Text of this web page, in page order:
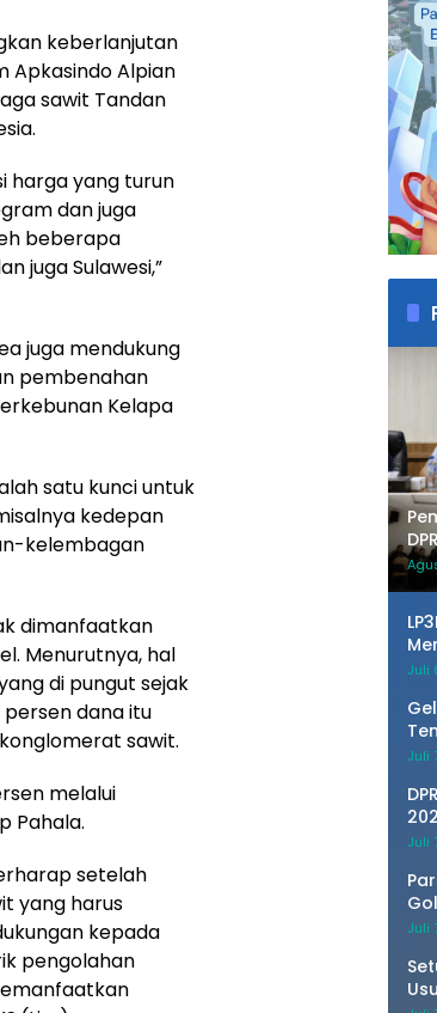
keberlanjutan
Apkasindo Alpian
sawit Tandan
harga yang turun
dan juga
beberapa
juga Sulawesi,”
juga mendukung
pembenahan
Kelapa
satu kunci untuk
kedepan
kelembagan
dimanfaatkan
Menurutnya, hal
di pungut sejak
persen dana itu
sawit.
melalui
Pahala.
setelah
yang harus
kepada
pengolahan
Juli
Juli
Juli
Juli